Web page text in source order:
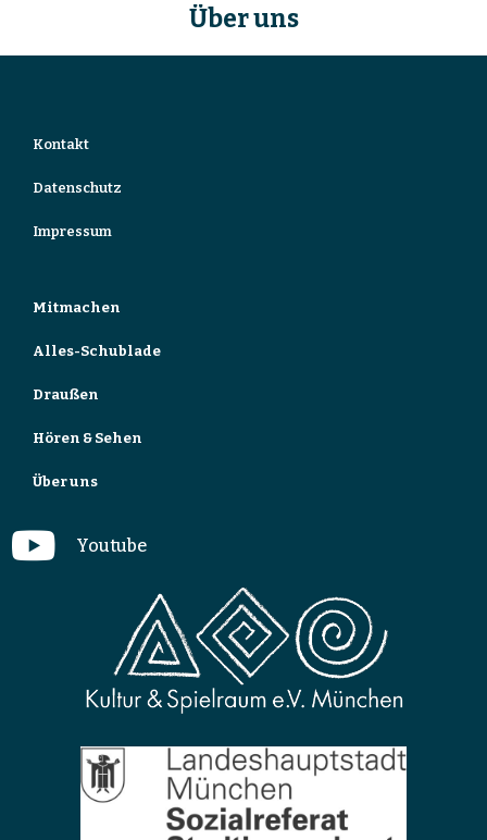
Über uns
Kontakt
Datenschutz
Impressum
Mitmachen
Alles-Schublade
Draußen
Hören & Sehen
Über uns
Youtube